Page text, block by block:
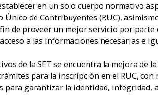
en un solo cuerpo normativo
Único de Contribuyentes (RUC),
de proveer un mejor servicio por parte
a las informaciones necesarias e
de la SET se encuentra la mejora
para la inscripción en el RUC,
para garantizar la identidad, integridad,